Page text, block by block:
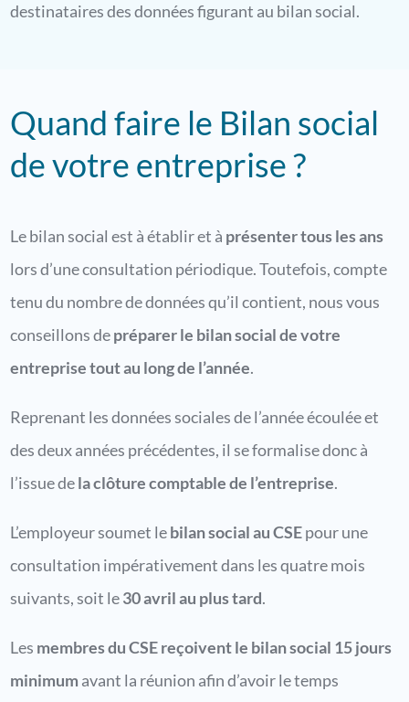
destinataires des données figurant au bilan social.
Quand faire le Bilan social
de votre entreprise ?
Le bilan social est à établir et à présenter tous les ans
lors d’une consultation périodique. Toutefois, compte
tenu du nombre de données qu’il contient, nous vous
conseillons depréparer le bilan social de votre
entreprise tout au long de l’année.
Reprenant les données sociales de l’année écoulée et
des deux années précédentes, il se formalise donc à
l’issue dela clôture comptable de l’entreprise.
L’employeur soumet lebilan social au CSEpour une
consultation impérativement dans les quatre mois
suivants, soit le30 avril au plus tard.
Les membres du CSE reçoivent le bilan social 15 jours
minimum avant la réunion afin d’avoir le temps